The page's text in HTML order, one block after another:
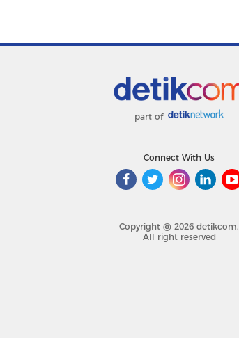
part of
Connect With Us
Copyright @ 2026 detikcom.
All right reserved